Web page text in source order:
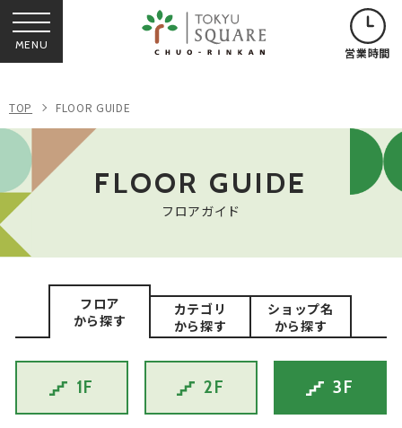
MENU 営業時間
TOP FLOOR GUIDE
FLOOR GUIDE
フロアガイド
フロア
から探す
カテゴリ
から探す
ショップ名
から探す
1F 2F 3F